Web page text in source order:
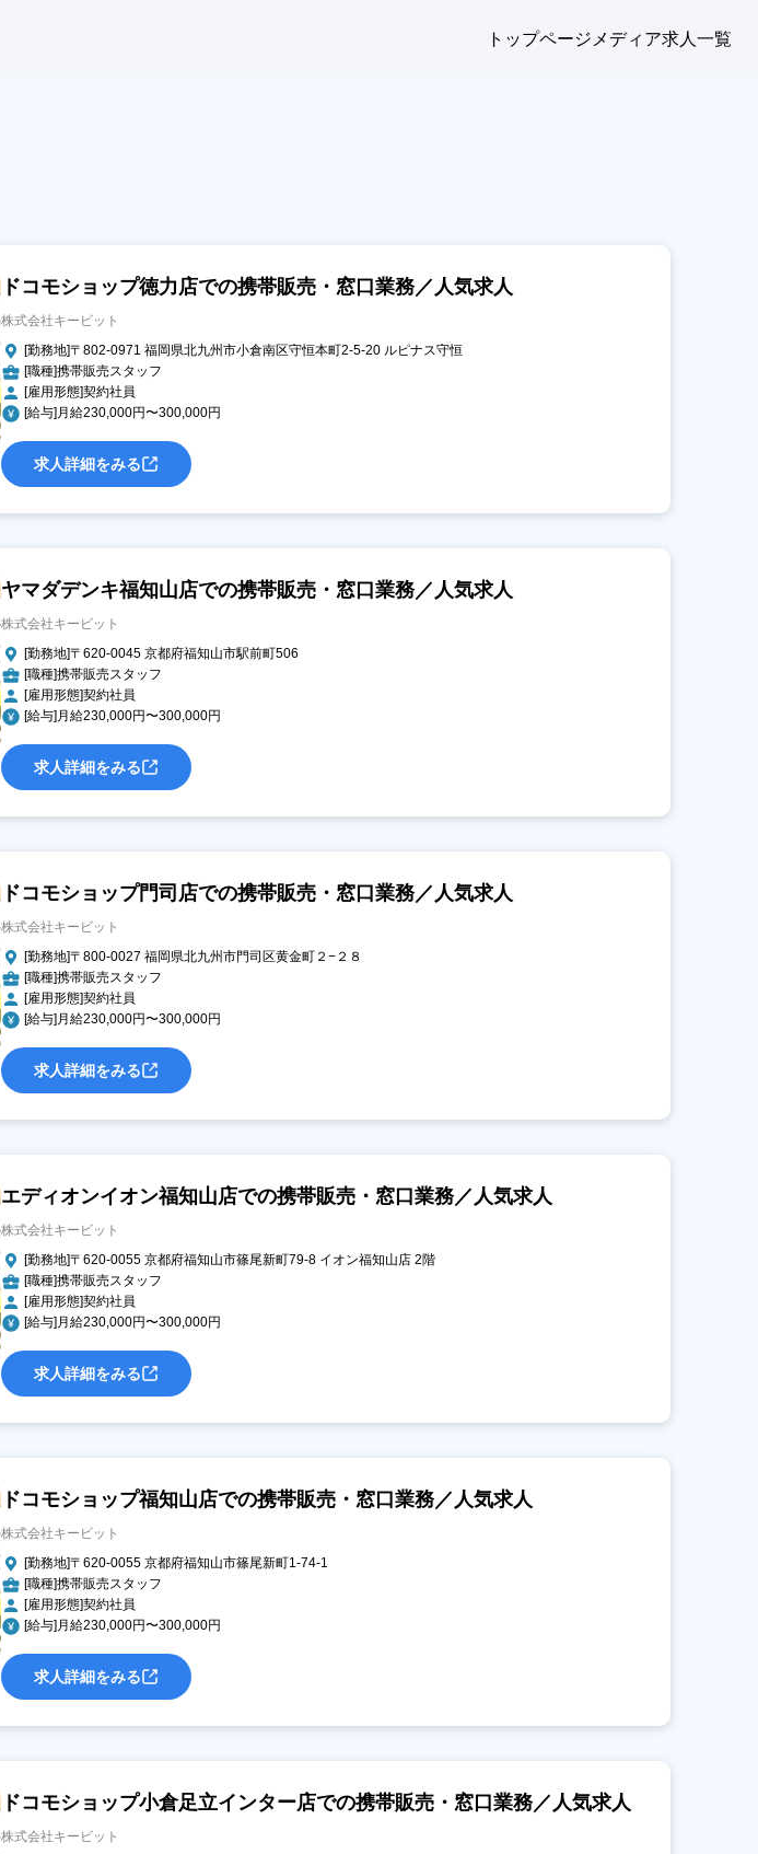
トップページ メディア求人一覧
ドコモショップ徳力店での携帯販売・窓口業務／人気求人
株式会社キービット
[勤務地]〒802-0971 福岡県北九州市小倉南区守恒本町2-5-20 ルピナス守恒
[職種]携帯販売スタッフ
[雇用形態]契約社員
[給与]月給230,000円〜300,000円
求人詳細をみる
ヤマダデンキ福知山店での携帯販売・窓口業務／人気求人
株式会社キービット
[勤務地]〒620-0045 京都府福知山市駅前町506
[職種]携帯販売スタッフ
[雇用形態]契約社員
[給与]月給230,000円〜300,000円
求人詳細をみる
ドコモショップ門司店での携帯販売・窓口業務／人気求人
株式会社キービット
[勤務地]〒800-0027 福岡県北九州市門司区黄金町２−２８
[職種]携帯販売スタッフ
[雇用形態]契約社員
[給与]月給230,000円〜300,000円
求人詳細をみる
エディオンイオン福知山店での携帯販売・窓口業務／人気求人
株式会社キービット
[勤務地]〒620-0055 京都府福知山市篠尾新町79-8 イオン福知山店 2階
[職種]携帯販売スタッフ
[雇用形態]契約社員
[給与]月給230,000円〜300,000円
求人詳細をみる
ドコモショップ福知山店での携帯販売・窓口業務／人気求人
株式会社キービット
[勤務地]〒620-0055 京都府福知山市篠尾新町1-74-1
[職種]携帯販売スタッフ
[雇用形態]契約社員
[給与]月給230,000円〜300,000円
求人詳細をみる
ドコモショップ小倉足立インター店での携帯販売・窓口業務／人気求人
株式会社キービット